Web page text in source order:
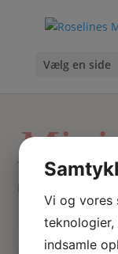
Vælg en side
Hjem
Skriv
Vi og vores
indsamle